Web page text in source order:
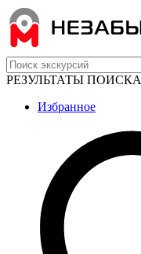
РЕЗУЛЬТАТЫ ПОИСКА
Избранное